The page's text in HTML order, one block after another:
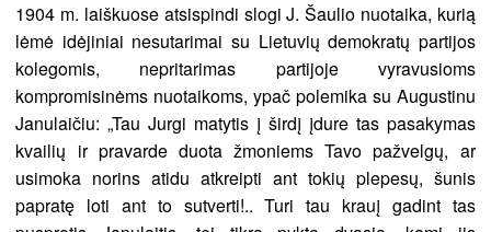
1904 m. laiškuose atsispindi slogi J. Šaulio nuotaika, kurią
lėmė idėjiniai nesutarimai su Lietuvių demokratų partijos
kolegomis, nepritarimas partijoje vyravusioms
kompromisinėms nuotaikoms, ypač polemika su Augustinu
Janulaičiu: „Tau Jurgi matytis į širdį įdure tas pasakymas
kvailių ir pravarde duota žmoniems Tavo pažvelgų, ar
usimoka norins atidu atkreipti ant tokių plepesų, šunis
papratę loti ant to sutverti!.. Turi tau krauį gadint tas